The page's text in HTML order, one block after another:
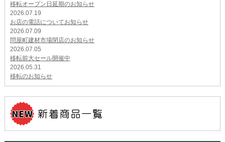
移転オープン日延期のお知らせ
2026.07.19
お店の電話についてお知らせ
2026.07.09
問屋町建材市場閉店のお知らせ
2026.07.05
移転前大セール開催中
2026.05.31
移転のお知らせ